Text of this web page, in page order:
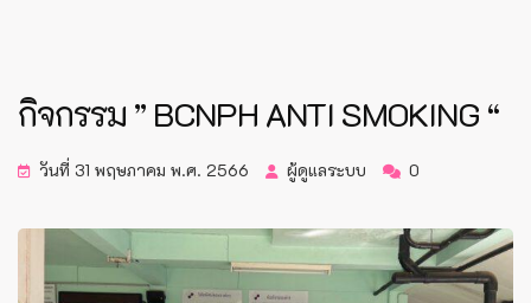
กิจกรรม ” BCNPH ANTI SMOKING “
วันที่ 31 พฤษภาคม พ.ศ. 2566 ผู้ดูแลระบบ 0